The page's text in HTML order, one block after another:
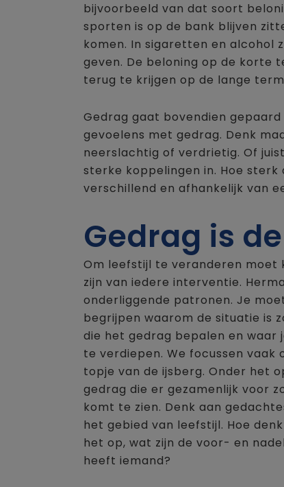
bijvoorbeeld van dat soort
sporten is op de bank blijven
komen. In sigaretten en alcohol
geven. De beloning op de korte
terug te krijgen op de lange
Gedrag gaat bovendien
gevoelens met gedrag. Denk
neerslachtig of verdrietig. Of
sterke koppelingen in. Hoe
verschillend en afhankelijk van
Gedrag is
Om leefstijl te veranderen moet
zijn van iedere interventie.
onderliggende patronen. Je
begrijpen waarom de situatie is
die het gedrag bepalen en waar
te verdiepen. We focussen
topje van de ijsberg. Onder het
gedrag die er gezamenlijk voor
komt te zien. Denk aan
het gebied van leefstijl. Hoe
het op, wat zijn de voor- en
heeft iemand?